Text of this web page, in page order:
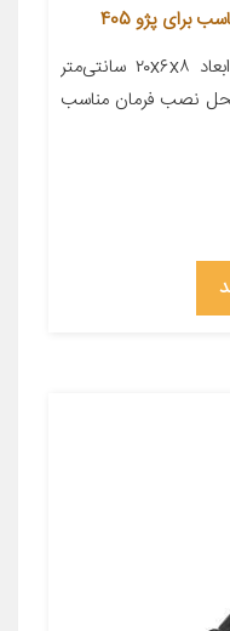
معرفی محصول جزئیات محصول ابعاد ۲۰x۶x۸ سانتی‌متر
گرم تعداد در بسته‌بندی ۱ محل نصب فرمان مناسب